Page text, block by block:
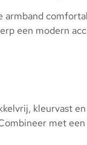
armband
een modern
kleurvast
met